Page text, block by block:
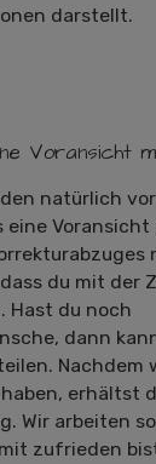
darstellt.
Voransicht
natürlich
Voransicht
du mit der
Hast du noch
dann
Nachdem
erhältst
Wir arbeiten
zufrieden